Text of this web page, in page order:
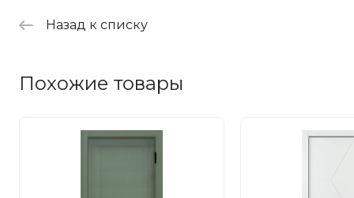
Назад к списку
Похожие товары